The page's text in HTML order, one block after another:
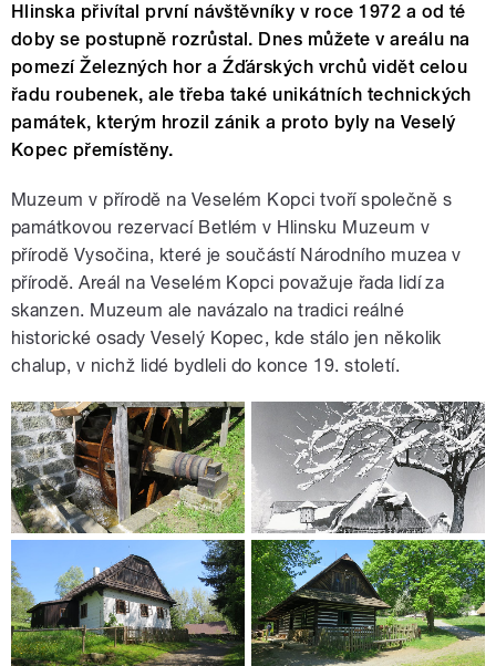
Hlinska přivítal první návštěvníky v roce 1972 a od té
doby se postupně rozrůstal. Dnes můžete v areálu na
pomezí Železných hor a Źďárských vrchů vidět celou
řadu roubenek, ale třeba také unikátních technických
památek, kterým hrozil zánik a proto byly na Veselý
Kopec přemístěny.
Muzeum v přírodě na Veselém Kopci tvoří společně s
památkovou rezervací Betlém v Hlinsku Muzeum v
přírodě Vysočina, které je součástí Národního muzea v
přírodě. Areál na Veselém Kopci považuje řada lidí za
skanzen. Muzeum ale navázalo na tradici reálné
historické osady Veselý Kopec, kde stálo jen několik
chalup, v nichž lidé bydleli do konce 19. století.